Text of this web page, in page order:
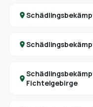
Fichtelgebirge